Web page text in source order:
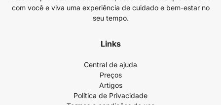
com você e viva uma experiência de cuidado e bem-estar no
seu tempo.
Links
Central de ajuda
Preços
Artigos
Política de Privacidade